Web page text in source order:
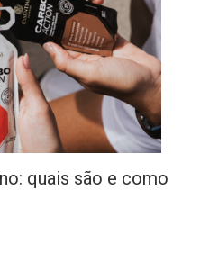
quais são e como